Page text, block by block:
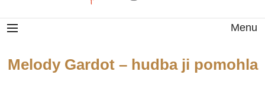
Menu
Melody Gardot – hudba ji pomohla